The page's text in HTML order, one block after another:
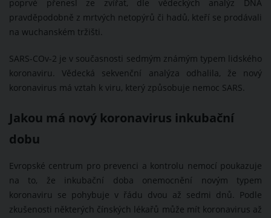
poprvé přenesl ze zvířat, dle vědeckých analýz DNA
pravděpodobně z mrtvých netopýrů či hadů, kteří se prodávali
na wuchanském tržišti.
SARS-COv-2 je v současnosti sedmým známým typem lidského
koronaviru. Vědecká sekvenční analýza odhalila, že nový
koronavirus má vztah k viru, který způsobuje nemoc SARS.
Jakou má nový koronavirus inkubační
dobu
Evropské centrum pro prevenci a kontrolu nemocí poukazuje
na to, že inkubační doba onemocnění novým typem
koronaviru se pohybuje v řádu dvou až sedmi dnů. Podle
zkušenosti některých čínských lékařů může mít koronavirus až